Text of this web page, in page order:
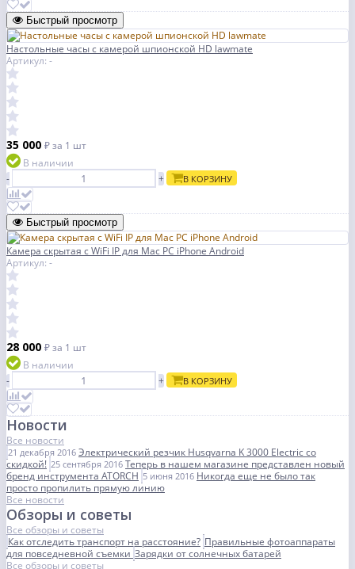
Быстрый просмотр
Настольные часы с камерой шпионской HD lawmate
Артикул: -
35 000 ₽за 1 шт
В наличии
-
+ В КОРЗИНУ
Быстрый просмотр
Камера скрытая с WiFi IP для Mac PC iPhone Android
Артикул: -
28 000 ₽за 1 шт
В наличии
-
+ В КОРЗИНУ
Новости
Все новости
21 декабря 2016 Электрический резчик Husqvarna K 3000 Electric со
скидкой! 25 сентября 2016 Теперь в нашем магазине представлен новый
бренд инструмента ATORCH 5 июня 2016 Никогда еще не было так
просто пропилить прямую линию
Все новости
Обзоры и советы
Все обзоры и советы
Как отследить транспорт на расстояние? Правильные фотоаппараты
для повседневной съемки Зарядки от солнечных батарей
Все обзоры и советы